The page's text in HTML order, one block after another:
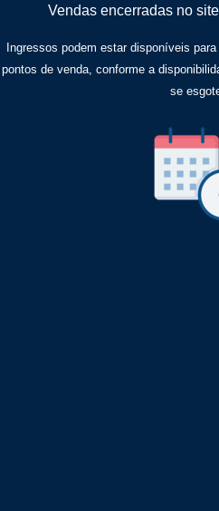
Vendas encerradas no
Ingressos podem estar disponíveis
pontos de venda, conforme a
se